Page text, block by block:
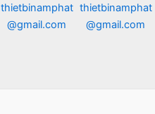
thietbinamphat
@gmail.com
thietbinamphat
@gmail.com